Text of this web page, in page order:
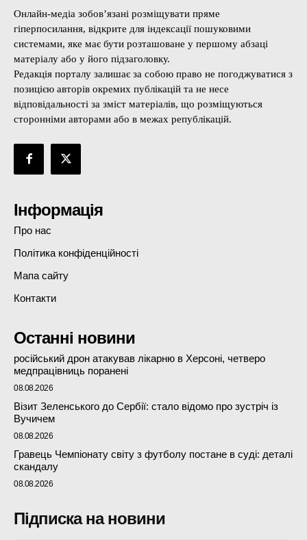
Онлайн-медіа зобов’язані розміщувати пряме
гіперпосилання, відкрите для індексації пошуковими
системами, яке має бути розташоване у першому абзаці
матеріалу або у його підзаголовку.
Редакція порталу залишає за собою право не погоджуватися з
позицією авторів окремих публікацій та не несе
відповідальності за зміст матеріалів, що розміщуються
сторонніми авторами або в межах републікацій.
Інформація
Про нас
Політика конфіденційності
Мапа сайту
Контакти
Останні новини
російський дрон атакував лікарню в Херсоні, четверо
медпрацівниць поранені
08.08.2026
Візит Зеленського до Сербії: стало відомо про зустріч із
Вучичем
08.08.2026
Гравець Чемпіонату світу з футболу постане в суді: деталі
скандалу
08.08.2026
Підписка на новини